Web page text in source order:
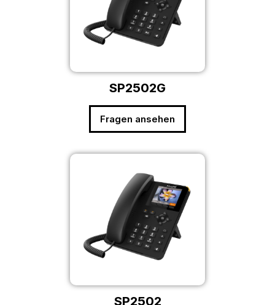
SP2502G
Fragen ansehen
SP2502